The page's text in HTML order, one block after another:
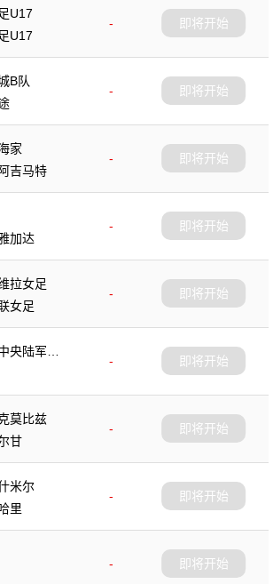
U17
-
U17
即将开始
B队
-
即将开始
家
-
吉马特
即将开始
-
加达
即将开始
拉女足
-
女足
即将开始
央陆军B
-
即将开始
莫比兹
-
甘
即将开始
米尔
-
里
即将开始
-
即将开始